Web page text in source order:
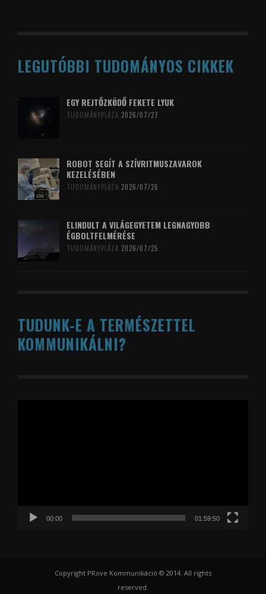
LEGUTÓBBI TUDOMÁNYOS CIKKEK
EGY REJTŐZKÖDŐ FEKETE LYUK
TUDOMÁNYPLÁZA 2026/07/27
ROBOT SEGÍT A SZÍVRITMUSZAVAROK
KEZELÉSÉBEN
TUDOMÁNYPLÁZA 2026/07/26
ELINDULT A VILÁGEGYETEM LEGNAGYOBB
ÉGBOLTFELMÉRÉSE
TUDOMÁNYPLÁZA 2026/07/25
TUDUNK-E A TERMÉSZETTEL
KOMMUNIKÁLNI?
00:00 01:59:50
Copyright PRove Kommunikáció © 2014. All rights
reserved.